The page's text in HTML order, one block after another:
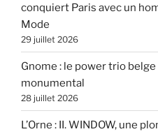
conquiert Paris avec un
Mode
29 juillet 2026
Gnome : le power trio
monumental
28 juillet 2026
L’Orne : II. WINDOW, une